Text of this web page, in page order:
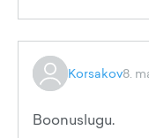
Korsakov8.
Boonuslugu.